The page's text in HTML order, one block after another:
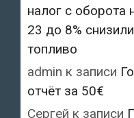
налог с оборота
23 до 8%
топливо
admin к записи
отчёт за 50€
Сергей к записи